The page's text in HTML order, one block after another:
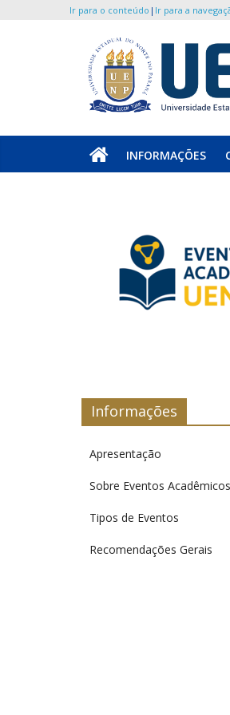
Ir para o conteúdo | Ir para a
UENP/
de
Eventos
INFORMAÇÕES
Informações
Apresentação
Sobre Eventos Acadêmicos
Tipos de Eventos
Recomendações Gerais